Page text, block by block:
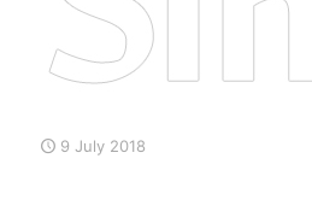
9 July 2018